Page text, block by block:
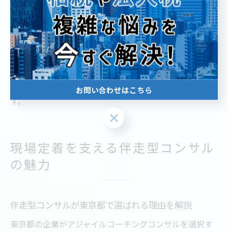
その後、フィードバックをもとに全社展開へと進める際
には、現場の疑問や不安に対して丁寧に対応し、経営層
のリーダーシップを明確にすることが不可欠です。東京
都の企業での事例でも、現場への十分な説明と意見交換
を繰り返すことで、導入時の混乱や抵抗を最小限に抑
え、スムーズな変革を実現できたケースが多く見られま
す。
現場定着を支える伴走型コンサル
の魅力
伴走型コンサルが東京都で選ばれる理由を解説
東京都の企業がアジャイルコーチングコンサルを選択す
お問い合わせはこちら
お問い合わせはこちら